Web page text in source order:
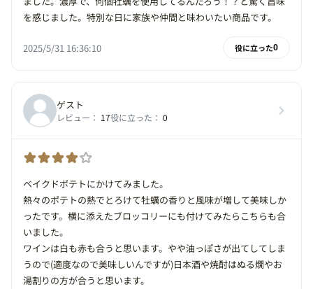
を感じました。特別な日に家族や仲間と味わいたい商品です。
2025/5/31 16:36:10 役に立った0
ゲスト
レビュー： 17役に立った： 0
ベイクドポテトにかけてみました。
熱々のポテトの熱でとろけて牡蠣の香りと風味が増して美味しか
ったです。横に添えたブロッコリーにも付けてみたらこちらも合
いました。
ワインは白も赤も合うと思います。やや油っぽさが出てしてしま
うので(適度なので美味しいんですが)日本酒や焼酎はぬる燗やお
湯割りの方が合うと思います。